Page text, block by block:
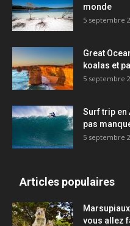
monde
5 septembre
Great
koalas et
5 septembre
Surf trip en
pas
5 septembre
Articles populaires
vous allez